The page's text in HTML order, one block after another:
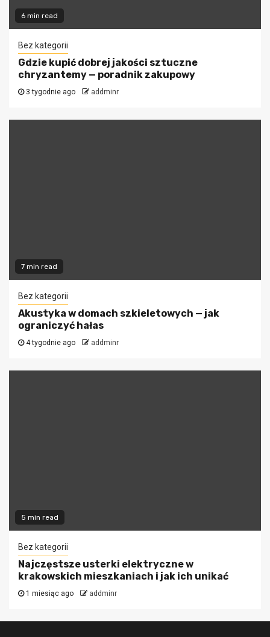
6 min read
Bez kategorii
Gdzie kupić dobrej jakości sztuczne
chryzantemy — poradnik zakupowy
3 tygodnie ago addminr
7 min read
Bez kategorii
Akustyka w domach szkieletowych — jak
ograniczyć hałas
4 tygodnie ago addminr
5 min read
Bez kategorii
Najczęstsze usterki elektryczne w
krakowskich mieszkaniach i jak ich unikać
1 miesiąc ago addminr